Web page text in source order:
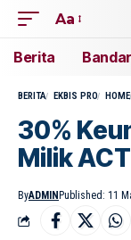
Aa
Berita
BERITA EKBIS PRO HOME
30%
Milik
ByADMIN Published: 11